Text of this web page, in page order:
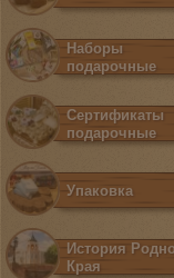
Наборы
подарочные
Сертификаты
подарочные
Упаковка
История
Края